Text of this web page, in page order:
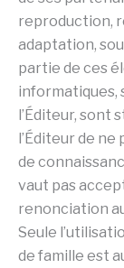
reproduction,
adaptation,
partie de ces
informatiques,
l’Éditeur,
l’Éditeur de
de
vaut pas
renonciation
Seule
de famille est